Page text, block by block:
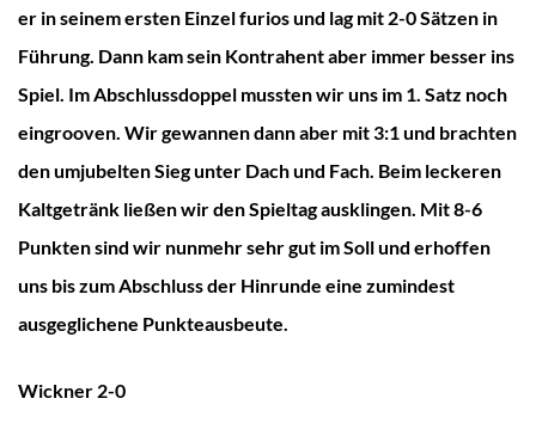
er in seinem ersten Einzel furios und lag mit 2-0 Sätzen in
Führung. Dann kam sein Kontrahent aber immer besser ins
Spiel. Im Abschlussdoppel mussten wir uns im 1. Satz noch
eingrooven. Wir gewannen dann aber mit 3:1 und brachten
den umjubelten Sieg unter Dach und Fach. Beim leckeren
Kaltgetränk ließen wir den Spieltag ausklingen. Mit 8-6
Punkten sind wir nunmehr sehr gut im Soll und erhoffen
uns bis zum Abschluss der Hinrunde eine zumindest
ausgeglichene Punkteausbeute.
Wickner 2-0